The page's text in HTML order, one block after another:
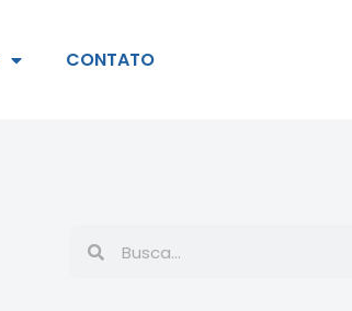
CONTATO